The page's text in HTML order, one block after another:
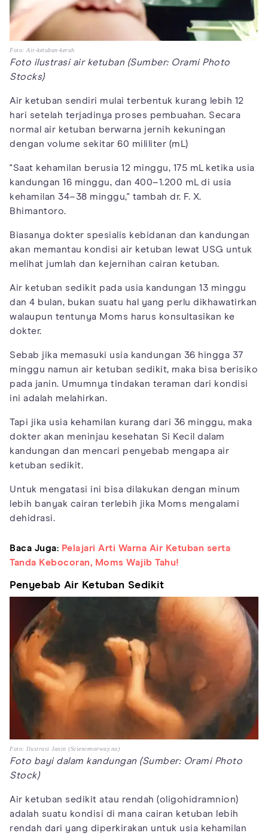
Foto: Air-ketuban-keruh
Foto ilustrasi air ketuban (Sumber: Orami Photo
Stocks)
Air ketuban sendiri mulai terbentuk kurang lebih 12
hari setelah terjadinya proses pembuahan. Secara
normal air ketuban berwarna jernih kekuningan
dengan volume sekitar 60 mililiter (mL)
"Saat kehamilan berusia 12 minggu, 175 mL ketika usia
kandungan 16 minggu, dan 400–1.200 mL di usia
kehamilan 34–38 minggu," tambah dr. F. X.
Bhimantoro.
Biasanya dokter spesialis kebidanan dan kandungan
akan memantau kondisi air ketuban lewat USG untuk
melihat jumlah dan kejernihan cairan ketuban.
Air ketuban sedikit pada usia kandungan 13 minggu
dan 4 bulan, bukan suatu hal yang perlu dikhawatirkan
walaupun tentunya Moms harus konsultasikan ke
dokter.
Sebab jika memasuki usia kandungan 36 hingga 37
minggu namun air ketuban sedikit, maka bisa berisiko
pada janin. Umumnya tindakan teraman dari kondisi
ini adalah melahirkan.
Tapi jika usia kehamilan kurang dari 36 minggu, maka
dokter akan meninjau kesehatan Si Kecil dalam
kandungan dan mencari penyebab mengapa air
ketuban sedikit.
Untuk mengatasi ini bisa dilakukan dengan minum
lebih banyak cairan terlebih jika Moms mengalami
dehidrasi.
Baca Juga: Pelajari Arti Warna Air Ketuban serta
Tanda Kebocoran, Moms Wajib Tahu!
Penyebab Air Ketuban Sedikit
Foto: Ilustrasi Janin (Sciencenorway.no)
Foto bayi dalam kandungan (Sumber: Orami Photo
Stock)
Air ketuban sedikit atau rendah (oligohidramnion)
adalah suatu kondisi di mana cairan ketuban lebih
rendah dari yang diperkirakan untuk usia kehamilan